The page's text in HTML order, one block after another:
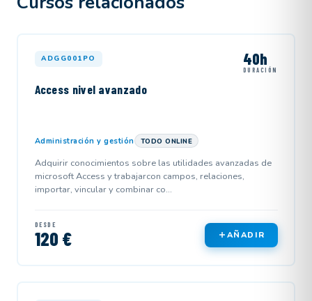
ADGG001PO 40h
DURACIÓN
Access nivel avanzado
Administración y gestión TODO ONLINE
Adquirir conocimientos sobre las utilidades avanzadas de
microsoft Access y trabajarcon campos, relaciones,
importar, vincular y combinar co...
DESDE
120 € AÑADIR